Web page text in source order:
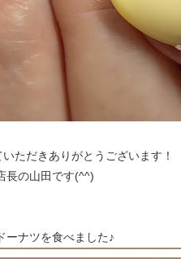
ただきありがとうございます！
の山田です(^^)
ーナツを食べました♪